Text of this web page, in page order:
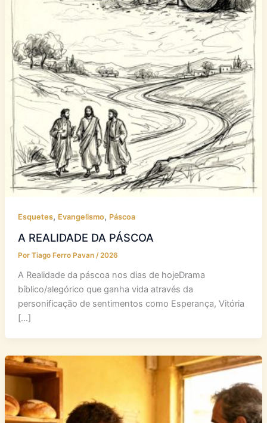
Esquetes, Evangelismo, Páscoa
A REALIDADE DA PÁSCOA
Por Tiago Ferro Pavan /2026
A Realidade da páscoa nos dias de hojeDrama
bíblico/alegórico que ganha vida através da
personificação de sentimentos como Esperança, Vitória
[…]